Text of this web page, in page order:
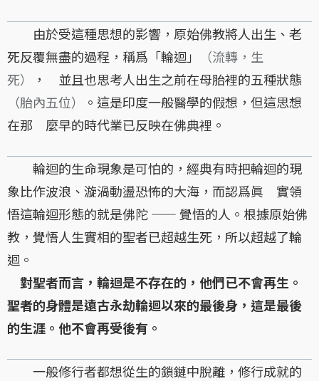
由於受這種思想的影響，原始佛教將人出生、老
死反覆無盡的過程，稱爲「輪迴」
（流轉，生
死）
， 並且也思考人出生之前在母胎裡的五種狀態
（胎內五位）
。這是印度一般醫學的假想，但這思想
在那 麼早的時代業已反映在佛典裡。
輪迴的生命現象是可怕的，經典有時把輪迴的現
象比作波浪、漩渦動盪恐怖的大海，而認爲眞 實領
悟這輪迴形態的就是佛陀 —— 覺悟的人。根據原始佛
教，覺悟人生實相的聖者已超越生死，所以超越了輪
迴。
對聖者而言，輪迴是不存在的，他們已不會再生。
聖者的身體是遠古永劫輪迴以來的最後身，這是最後
的生涯。他不會再受後有。
一般修行者都想從生的鎖鏈中脫離，修行成就的